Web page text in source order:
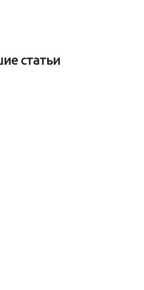
статьи